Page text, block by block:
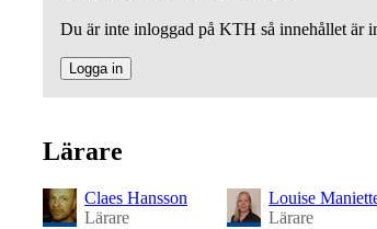
Du är inte inloggad på KTH så innehållet är
Logga in
Lärare
Claes Hansson
Lärare
Louise
Lärare